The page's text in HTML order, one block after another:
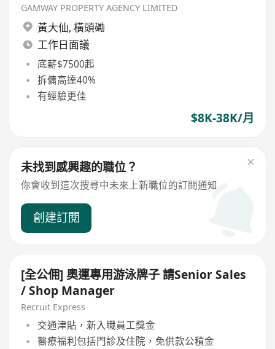
GAMWAY PROPERTY AGENCY LIMITED
黃大仙, 橫頭磡
工作日面議
底薪$7500起
拆傭高達40%
有經驗更佳
$8K-38K/月
未找到感興趣的職位？
你會收到這次搜尋中未來上新職位的訂閱通知
創建訂閱
[全公佣] 奧運專用游泳牌子 請Senior Sales
/ Shop Manager
Recruit Express
交通津貼，新入職員工獎金
醫療福利包括門診及住院，免供款公積金